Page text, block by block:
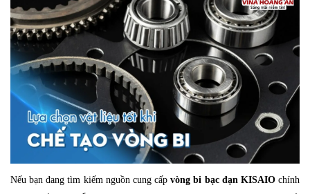
Nếu bạn đang tìm kiếm nguồn cung cấpvòng bi bạc đạn KISAIOchính